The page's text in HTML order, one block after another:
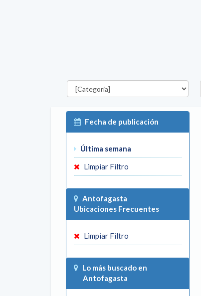
Categorías
Fecha de publicación
Última semana
Limpiar Filtro
Antofagasta
Ubicaciones Frecuentes
Limpiar Filtro
Lo más buscado en
Antofagasta